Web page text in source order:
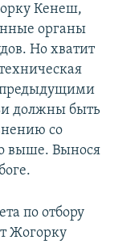
Кенеш,
органы
Но хватит
предыдущими
должны быть
со
выше. Вынося
по отбору
Жогорку